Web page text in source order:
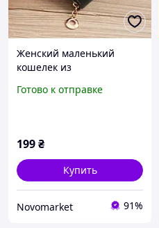
Женский маленький
кошелек из
Черный
Готово к отправке
199₴
Купить
Novomarket 91%